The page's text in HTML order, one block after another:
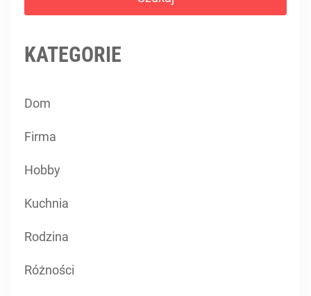
KATEGORIE
Dom
Firma
Hobby
Kuchnia
Rodzina
Różności